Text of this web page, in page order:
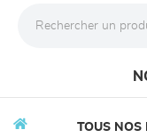
TOUS NOS